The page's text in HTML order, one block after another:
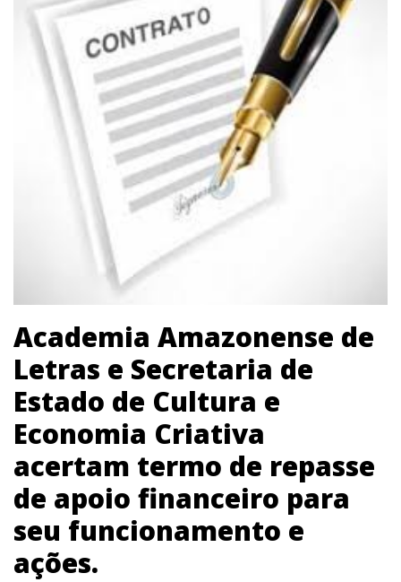
Academia Amazonense de
Letras e Secretaria de
Estado de Cultura e
Economia Criativa
acertam termo de repasse
de apoio financeiro para
seu funcionamento e
ações.